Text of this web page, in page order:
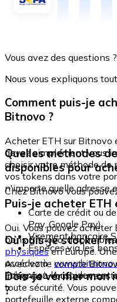
Vous avez des questions ?
Nous vous expliquons
Comment puis-je
Bitnovo ?
Acheter ETH sur Bitnovo
devez simplement vous
choisir votre méthode de
vos tokens dans votre
n'importe quelle adresse
Quelles méthodes
disponibles pour
Chez Bitnovo vous
Carte de crédit ou
Pay, Google Pay)
Virement bancaire
Espèces via les
Puis-je acheter ETH
Oui. Vous pouvez
bons Bitnovo,
physiquesen Europe.
accédez à :
échangez-le rapidement
Où puis-je stocker
Avec votre compte
intégré où vous pouvez
toute sécurité. Vous
portefeuille externe
Dois-je vérifier mon
?